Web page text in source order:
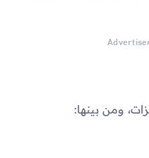
ومن بينها: